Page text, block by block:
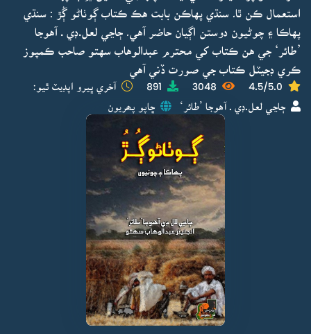
استعمال ڪن ٿا۔ سنڌي پهاڪن بابت هڪ ڪتاب ڳوٺاڻو ڳُڙ : سنڌي
پهاڪا ۽ چوڻيون دوستن اڳيان حاضر آهي۔ ڄاڃي لعل.ڊي . آهوجا
’طائر‘ جي هن ڪتاب کي محترم عبدالوهاب سهتو صاحب ڪمپوز
ڪري ڊجيٽل ڪتاب جي صورت ڏني آهي
4.5/5.0
3048
891 آخري ڀيرو اپڊيٽ ٿيو:
ڄاڃي لعل.ڊي . آهوجا ’طائر‘ ڇاپو پھريون